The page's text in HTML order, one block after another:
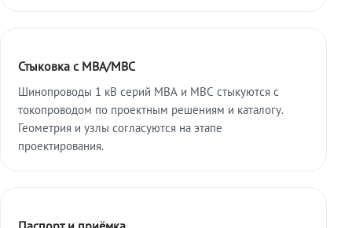
Стыковка с МВА/МВС
Шинопроводы 1 кВ серий МВА и МВС стыкуются с
токопроводом по проектным решениям и каталогу.
Геометрия и узлы согласуются на этапе
проектирования.